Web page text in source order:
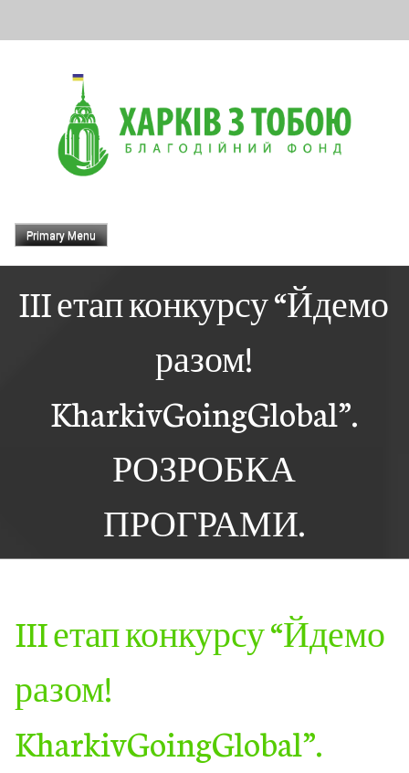
Primary Menu
III етап конкурсу “Йдемо
разом!
KharkivGoingGlobal”.
РОЗРОБКА
ПРОГРАМИ.
III етап конкурсу “Йдемо
разом!
KharkivGoingGlobal”.